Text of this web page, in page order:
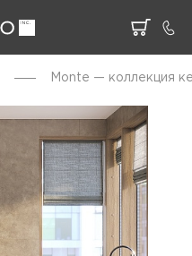
Monte — коллекция